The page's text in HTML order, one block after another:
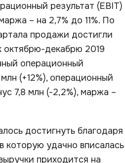
результат (EBIT)
– на 2,7% до 11%. По
продажи достигли
октябрю-декабрю 2019
операционный
(+12%), операционный
7,8 млн (-2,2%), маржа –
достигнуть благодаря
которую удачно вписалась
приходится на